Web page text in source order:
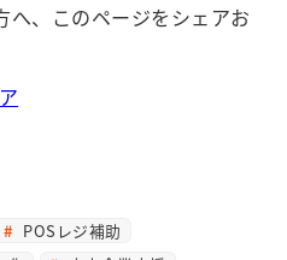
へ、このページをシェアお
POSレジ補助